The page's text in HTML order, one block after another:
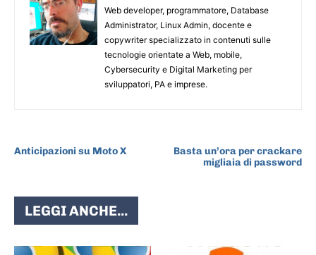
Web developer, programmatore, Database
Administrator, Linux Admin, docente e
copywriter specializzato in contenuti sulle
tecnologie orientate a Web, mobile,
Cybersecurity e Digital Marketing per
sviluppatori, PA e imprese.
Anticipazioni su Moto X
Basta un’ora per crackare
migliaia di password
LEGGI ANCHE...